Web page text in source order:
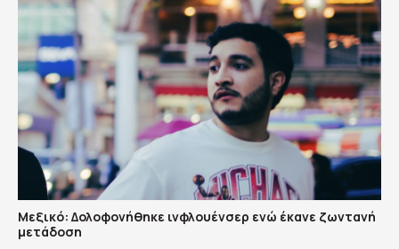
Μεξικό: Δολοφονήθηκε ινφλουένσερ ενώ έκανε ζωντανή
μετάδοση